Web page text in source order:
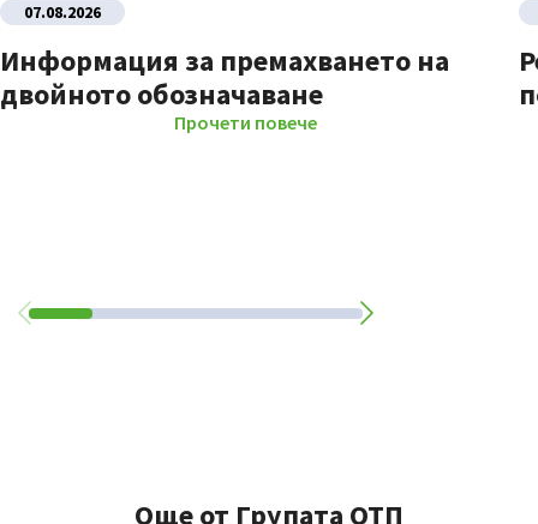
07.08.2026
Информация за премахването на
двойното обозначаване
Прочети повече
Още от Групата ОТП